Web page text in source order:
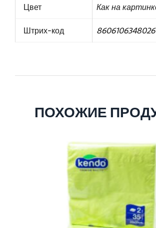
Цвет
Как на
Штрих-код
8606106348026
ПОХОЖИЕ